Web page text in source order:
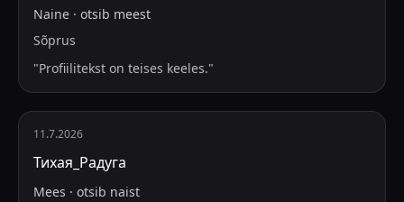
Naine · otsib meest
Sõprus
"Profiilitekst on teises keeles."
11.7.2026
Тихая_Радуга
Mees · otsib naist